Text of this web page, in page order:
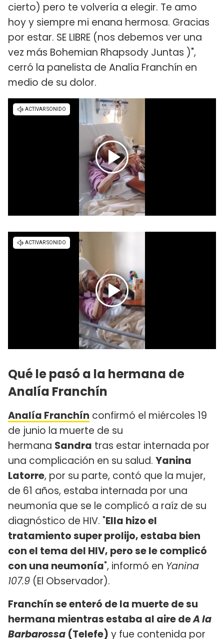
cierto) pero te volvería a elegir. Te amo
hoy y siempre mi enana hermosa. Gracias
por estar. SE LIBRE (nos debemos ver una
vez más Bohemian Rhapsody Juntas )",
cerró la panelista de Analía Franchín en
medio de su dolor.
Qué le pasó a la hermana de
Analía Franchín
Analía Franchín confirmó el miércoles 19
de junio la muerte de su
hermana Sandra tras estar internada por
una complicación en su salud. Yanina
Latorre, por su parte, contó que la mujer,
de 61 años, estaba internada por una
neumonía que se le complicó a raíz de su
diagnóstico de HIV. "Ella hizo el
tratamiento super prolijo, estaba bien
con el tema del HIV, pero se le complicó
con una neumonía", informó en Yanina
107.9 (El Observador).
Franchín se enteró de la muerte de su
hermana mientras estaba al aire deA la
Barbarossa (Telefe) y fue contenida por